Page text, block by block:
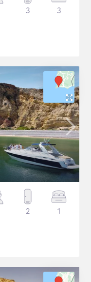
3 3
2 1